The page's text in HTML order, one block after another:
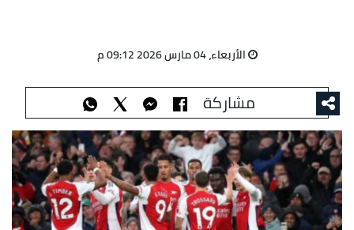
الأربعاء، 04 مارس 2026 09:12 م
مشاركة